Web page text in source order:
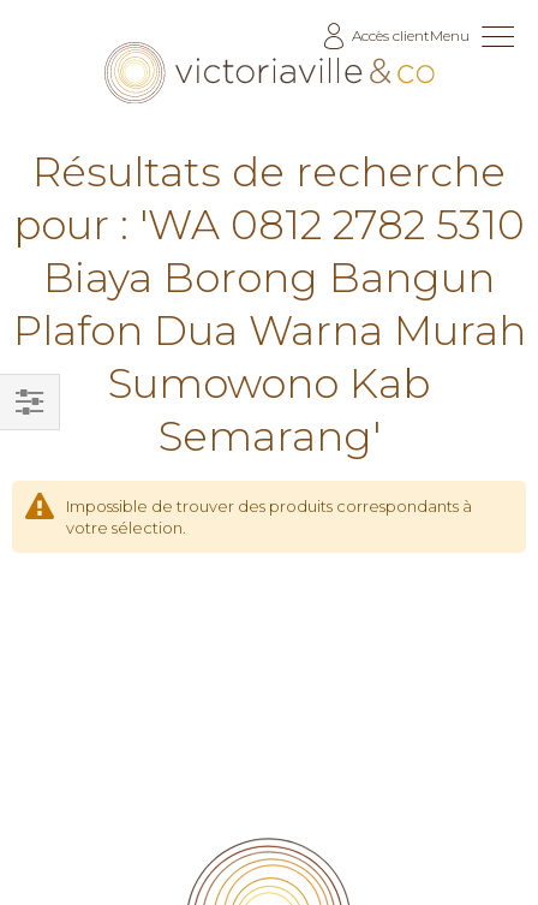
Accès clientMenu
Résultats de recherche
pour : 'WA 0812 2782 5310
Biaya Borong Bangun
Plafon Dua Warna Murah
Sumowono Kab
Semarang'
Impossible de trouver des produits correspondants à
votre sélection.
Filtrer